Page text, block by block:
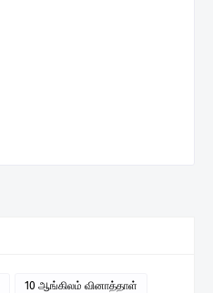
10 ஆங்கிலம் வினாத்தாள்